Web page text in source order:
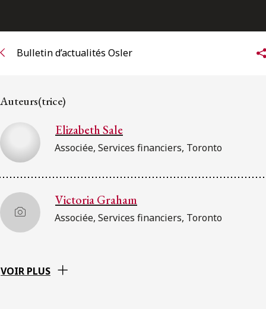
S’abonner
Bulletin d’actualités Osler
Auteurs(trice)
Elizabeth Sale
Associée, Services financiers, Toronto
Victoria Graham
Associée, Services financiers, Toronto
VOIR PLUS